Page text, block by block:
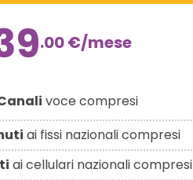
.00€/mese
voce compresi
ai fissi nazionali compresi
ai cellulari nazionali compresi